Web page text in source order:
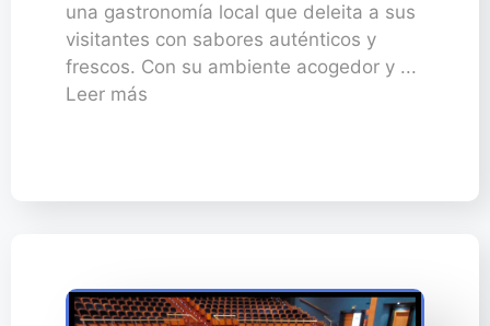
una gastronomía local que deleita a sus
visitantes con sabores auténticos y
frescos. Con su ambiente acogedor y ...
Leer más